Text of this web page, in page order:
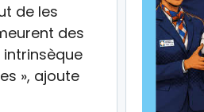
de les
des
», ajoute